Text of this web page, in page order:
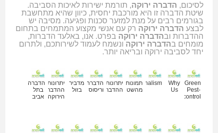
לסיכום, הדברה ירוקה, תורמת ישירות לאיכות הסביבה.
שיטת הדברה זו היא מורכבת יחסית, כיוון שהיא מתחשבת
בגורמים רבים על מנת למזער סכנות ופגיעה. מסיבה יש
לבצע הדברה ירוקה רק עם אנשי מקצוע המתמחים בתחום
ההדברות ובהדברה ירוקה בפרט. אנו, באלעד הדברות,
מומחים בהדברה ירוקה ונשמח לעמוד לשירותכם, ולתרום
יחד לסביבה ירוקה ובריאה יותר.
Green
Pest-
control
Why
Us
Professionalism
תמונות
מהשטח
יתרונות
ההדברה
הדברה
וריסוס
מדביר
בזול
יתרונות
ההדברה
הירוקה
הדברה
בתל
אביב